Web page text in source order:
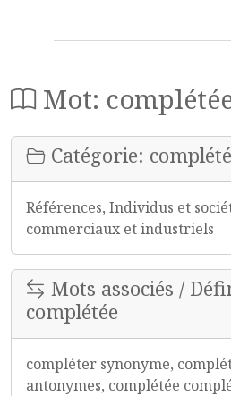
Mot:
Catégorie:
Références, Individus et
commerciaux et industriels
Mots associés /
complétée
compléter synonyme,
antonymes, complétée